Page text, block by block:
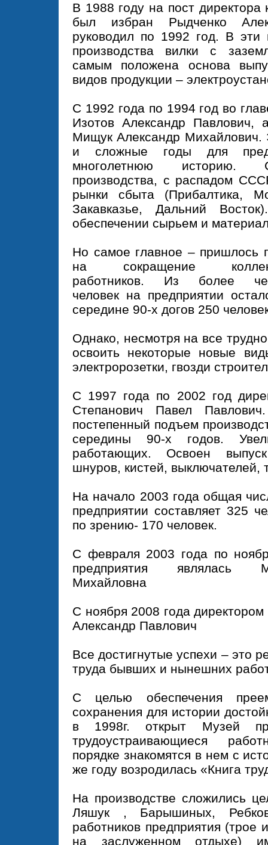
В 1988 году на пост директора
был избран Рыдченко
руководил по 1992 год. В эти
производства вилки с
самым положена основа
видов продукции –
С 1992 года по 1994 год во
Изотов Александр
Мищук Александр
и сложные годы для
многолетнюю историю.
производства, с распадом
рынки сбыта (Прибалтика,
Закавказье, Дальний
обеспечении сырьем и
Но самое главное – пришлось
на сокращение
работников. Из более
человек на предприятии
середине 90-х догов 250
Однако, несмотря на все
освоить некоторые новые
электророзетки, гвозди
С 1997 года по 2002 год
Степанович Павел
постепенный подъем
середины 90-х годов.
работающих. Освоен
шнуров, кистей, выключателей,
На начало 2003 года общая
предприятии составляет 325
по зрению- 170 человек.
С февраля 2003 года по
предприятия являлась
Михайловна
С ноября 2008 года
Александр Павлович
Все достигнутые успехи – это
труда бывших и нынешних
С целью обеспечения
сохранения для истории
в 1998г. открыт Музей
трудоустраивающиеся
порядке знакомятся в нем с
же году возродилась «Книга
На производстве сложились
Ляшук , Барышиных,
работников предприятия (трое
на заслуженном отдыхе)